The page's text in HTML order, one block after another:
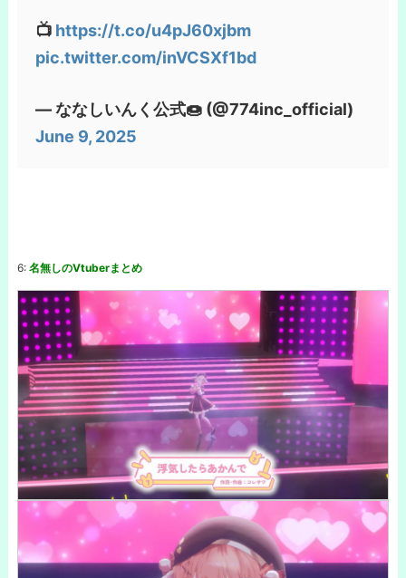
📺 https://t.co/u4pJ60xjbm
pic.twitter.com/inVCSXf1bd
— ななしいんく公式🍩 (@774inc_official)
June 9, 2025
6: 名無しのVtuberまとめ